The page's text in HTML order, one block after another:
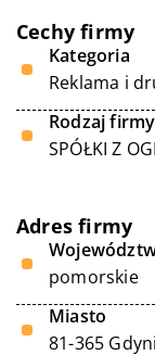
Cechy firmy
Kategoria
Reklama i
Rodzaj firmy
SPÓŁKI Z
Adres firmy
pomorskie
Miasto
81-365